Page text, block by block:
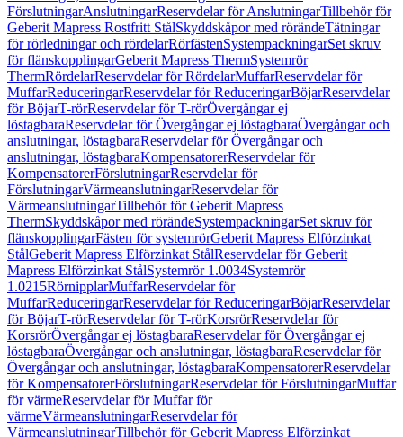
FörslutningarAnslutningarReservdelar för AnslutningarTillbehör för
Geberit Mapress Rostfritt StålSkyddskåpor med rörändeTätningar
för rörledningar och rördelarRörfästenSystempackningarSet skruv
för flänskopplingarGeberit Mapress ThermSystemrör
ThermRördelarReservdelar för RördelarMuffarReservdelar för
MuffarReduceringarReservdelar för ReduceringarBöjarReservdelar
för BöjarT-rörReservdelar för T-rörÖvergångar ej
löstagbaraReservdelar för Övergångar ej löstagbaraÖvergångar och
anslutningar, löstagbaraReservdelar för Övergångar och
anslutningar, löstagbaraKompensatorerReservdelar för
KompensatorerFörslutningarReservdelar för
FörslutningarVärmeanslutningarReservdelar för
VärmeanslutningarTillbehör för Geberit Mapress
ThermSkyddskåpor med rörändeSystempackningarSet skruv för
flänskopplingarFästen för systemrörGeberit Mapress Elförzinkat
StålGeberit Mapress Elförzinkat StålReservdelar för Geberit
Mapress Elförzinkat StålSystemrör 1.0034Systemrör
1.0215RörnipplarMuffarReservdelar för
MuffarReduceringarReservdelar för ReduceringarBöjarReservdelar
för BöjarT-rörReservdelar för T-rörKorsrörReservdelar för
KorsrörÖvergångar ej löstagbaraReservdelar för Övergångar ej
löstagbaraÖvergångar och anslutningar, löstagbaraReservdelar för
Övergångar och anslutningar, löstagbaraKompensatorerReservdelar
för KompensatorerFörslutningarReservdelar för FörslutningarMuffar
för värmeReservdelar för Muffar för
värmeVärmeanslutningarReservdelar för
VärmeanslutningarTillbehör för Geberit Mapress Elförzinkat